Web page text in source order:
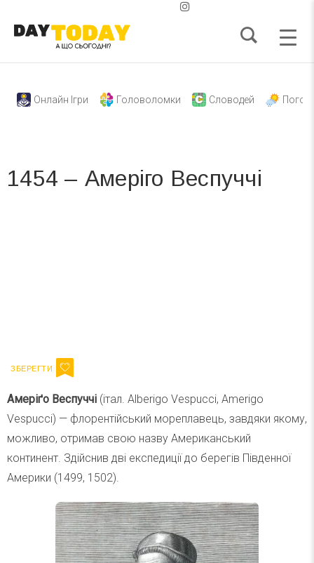
Онлайн Ігри Головоломки Словодей
1454 – Амеріго Веспуччі
Амеріґо Веспуччі (італ. Alberigo Vespucci, Amerigo
Vespucci) — флорентійський мореплавець, завдяки якому,
можливо, отримав свою назву Американський
континент. Здійснив дві експедиції до берегів Південної
Америки (1499, 1502).